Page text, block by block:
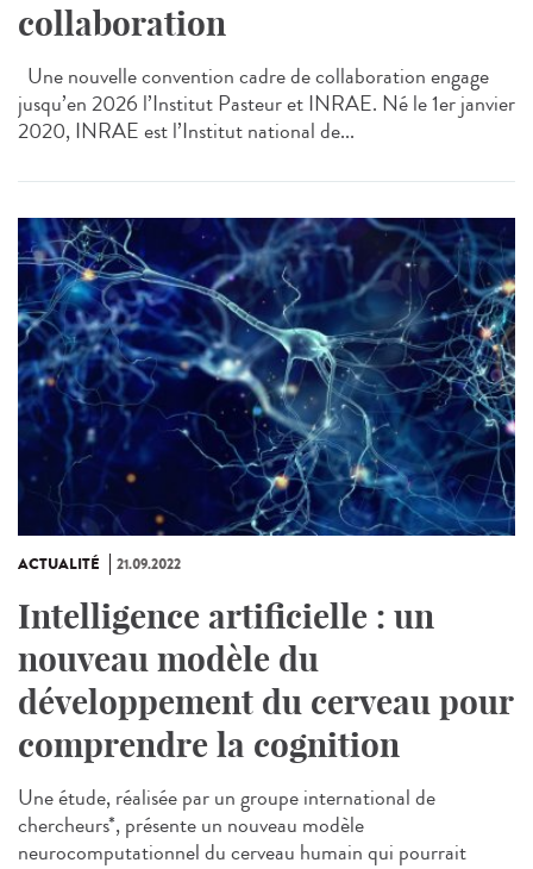
collaboration
Une nouvelle convention cadre de collaboration engage
jusqu’en 2026 l’Institut Pasteur et INRAE. Né le 1er janvier
2020, INRAE est l’Institut national de...
ACTUALITÉ 21.09.2022
Intelligence artificielle : un
nouveau modèle du
développement du cerveau pour
comprendre la cognition
Une étude, réalisée par un groupe international de
chercheurs*, présente un nouveau modèle
neurocomputationnel du cerveau humain qui pourrait